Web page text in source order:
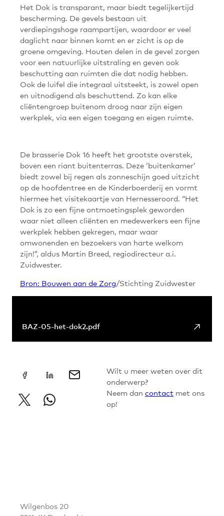
Het Dok is transparant, maar biedt tegelijkertijd
bescherming. De gevels bestaan uit
verdiepingshoge raampartijen, waardoor er veel
daglicht naar binnen komt en er zicht is op de
groene omgeving. Houten delen in de gevel zorgen
voor een natuurlijke uitstraling en geven ook
beschutting aan ruimten die dat nodig hebben.
Ook de luifel die integraal uitsteekt, is zowel open
en uitnodigend als beschuttend. Zo kan elke
cliëntengroep buitenom droog naar zijn eigen
werkplek, via een eigen toegang en eigen ruimte.
De brasserie Dok 16 heeft het grootste overstek,
boven een riant buitenterras. Deze ‘buitenkamer’
biedt zowel bij regen als zonneschijn goed uitzicht
op de hoofdentree en de Kinderboerderij en vormt
hiermee het visitekaartje van Hernesseroord. “Het
Dok is zo een fijne ontmoetingsplek geworden
waar niet alleen cliënten en medewerkers een fijne
werkplek hebben gekregen, maar waar
omwonenden en bezoekers van harte welkom
zijn!”, aldus Martin Breed, regiodirecteur a.i.
Zuidwester.
Bron: Bouwen aan de Zorg/Stichting Zuidwester
BAZ-05-het-dok2.pdf ↗
Wilt u meer weten over dit
onderwerp?
Neem dancontact met ons
op!
Wilgenbos 20